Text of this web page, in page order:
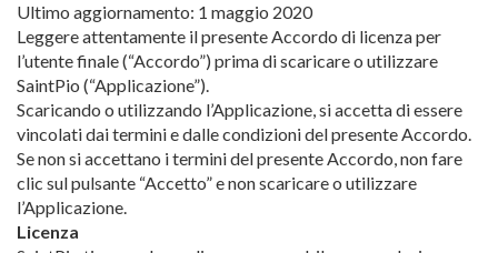
Ultimo aggiornamento: 1 maggio 2020
Leggere attentamente il presente Accordo di licenza per
l’utente finale (“Accordo”) prima di scaricare o utilizzare
SaintPio (“Applicazione”).
Scaricando o utilizzando l’Applicazione, si accetta di essere
vincolati dai termini e dalle condizioni del presente Accordo.
Se non si accettano i termini del presente Accordo, non fare
clic sul pulsante “Accetto” e non scaricare o utilizzare
l’Applicazione.
Licenza